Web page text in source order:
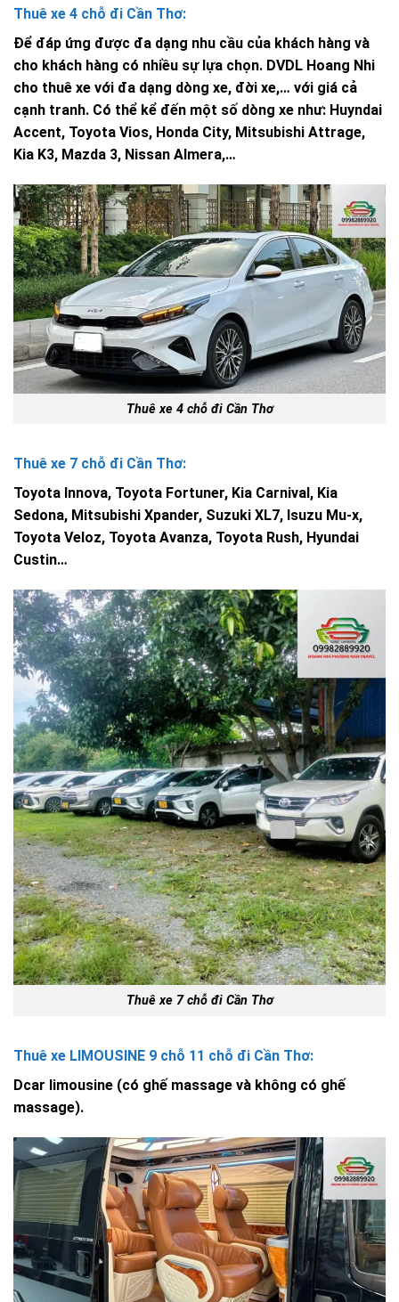
Thuê xe 4 chỗ đi Cần Thơ:
Để đáp ứng được đa dạng nhu cầu của khách hàng và
cho khách hàng có nhiều sự lựa chọn. DVDL Hoang Nhi
cho thuê xe với đa dạng dòng xe, đời xe,… với giá cả
cạnh tranh. Có thể kể đến một số dòng xe như: Huyndai
Accent, Toyota Vios, Honda City, Mitsubishi Attrage,
Kia K3, Mazda 3, Nissan Almera,…
Thuê xe 4 chỗ đi Cần Thơ
Thuê xe 7 chỗ đi Cần Thơ:
Toyota Innova, Toyota Fortuner, Kia Carnival, Kia
Sedona, Mitsubishi Xpander, Suzuki XL7, Isuzu Mu-x,
Toyota Veloz, Toyota Avanza, Toyota Rush, Hyundai
Custin…
Thuê xe 7 chỗ đi Cần Thơ
Thuê xe LIMOUSINE 9 chỗ 11 chỗ đi Cần Thơ:
Dcar limousine (có ghế massage và không có ghế
massage).